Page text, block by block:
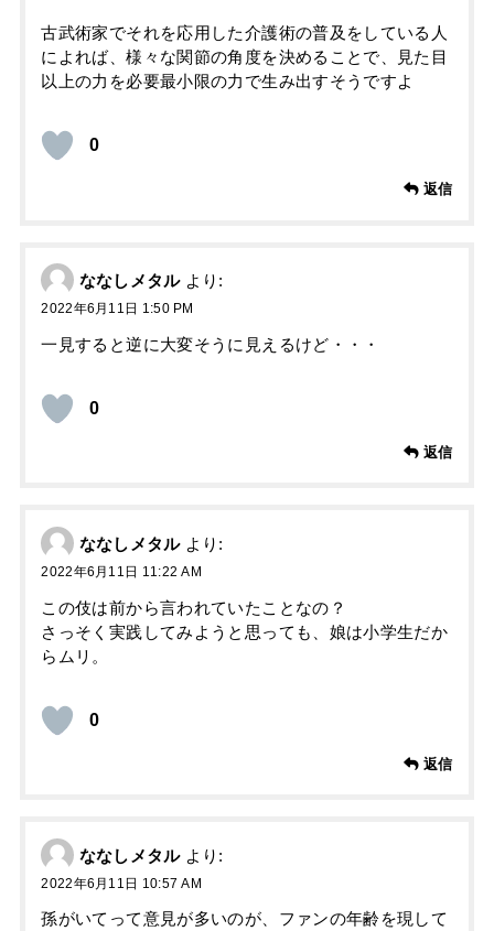
古武術家でそれを応用した介護術の普及をしている人
によれば、様々な関節の角度を決めることで、見た目
以上の力を必要最小限の力で生み出すそうですよ
0
返信
ななしメタル より:
2022年6月11日 1:50 PM
一見すると逆に大変そうに見えるけど・・・
0
返信
ななしメタル より:
2022年6月11日 11:22 AM
この伎は前から言われていたことなの？
さっそく実践してみようと思っても、娘は小学生だか
らムリ。
0
返信
ななしメタル より:
2022年6月11日 10:57 AM
孫がいてって意見が多いのが、ファンの年齢を現して